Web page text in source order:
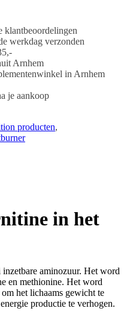
klantbeoordelingen
werkdag verzonden
Arnhem
in Arnhem
je aankoop
producten,
in het
aminozuur. Het word
en methionine. Het word
het lichaams gewicht te
productie te verhogen.